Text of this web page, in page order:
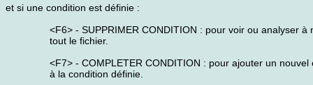
et si une condition est définie :
<F6> - SUPPRIMER CONDITION : pour voir ou analyser à
tout le fichier.
<F7> - COMPLETER CONDITION : pour ajouter un nouvel
à la condition définie.